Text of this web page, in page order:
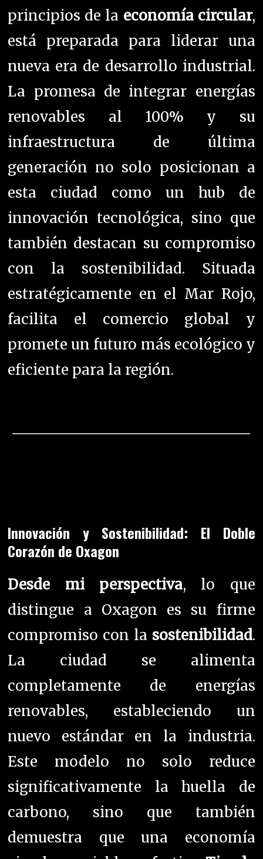
principios de la economía circular,
está preparada para liderar una
nueva era de desarrollo industrial.
La promesa de integrar energías
renovables al 100% y su
infraestructura de última
generación no solo posicionan a
esta ciudad como un hub de
innovación tecnológica, sino que
también destacan su compromiso
con la sostenibilidad. Situada
estratégicamente en el Mar Rojo,
facilita el comercio global y
promete un futuro más ecológico y
eficiente para la región.
Innovación y Sostenibilidad: El Doble
Corazón de Oxagon
Desde mi perspectiva, lo que
distingue a Oxagon es su firme
compromiso con la sostenibilidad.
La ciudad se alimenta
completamente de energías
renovables, estableciendo un
nuevo estándar en la industria.
Este modelo no solo reduce
significativamente la huella de
carbono, sino que también
demuestra que una economía